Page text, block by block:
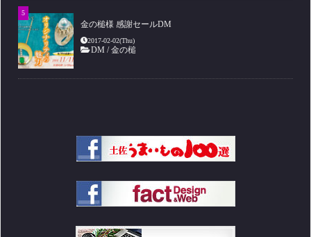
金の槌様 感謝セールDM
2017-02-02(Thu)
DM /金の槌